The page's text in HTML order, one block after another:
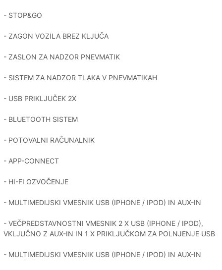
- STOP&GO
- ZAGON VOZILA BREZ KLJUČA
- ZASLON ZA NADZOR PNEVMATIK
- SISTEM ZA NADZOR TLAKA V PNEVMATIKAH
- USB PRIKLJUČEK 2X
- BLUETOOTH SISTEM
- POTOVALNI RAČUNALNIK
- APP-CONNECT
- HI-FI OZVOČENJE
- MULTIMEDIJSKI VMESNIK USB (IPHONE / IPOD) IN AUX-IN
- VEČPREDSTAVNOSTNI VMESNIK 2 X USB (IPHONE / IPOD),
VKLJUČNO Z AUX-IN IN 1 X PRIKLJUČKOM ZA POLNJENJE USB
- MULTIMEDIJSKI VMESNIK USB (IPHONE / IPOD) IN AUX-IN